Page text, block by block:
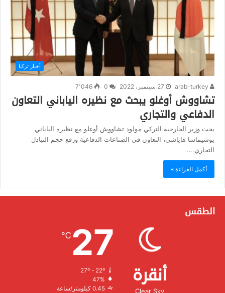
أخبار تركيا
27 سبتمبر، 2022 7٬046
تشاووش أوغلو يبحث مع نظيره الياباني التعاون
الدفاعي والتجاري
بحث وزير الخارجية التركي مولود تشاووش أوغلو مع نظيره الياباني
يوشيماسا هاياشي، التعاون في الصناعات الدفاعية ورفع حجم التبادل
التجاري.…
أكمل القراءة »
الطقس
أنقرة
Clear Sky
27
℃
27º - 22º
الرطوبة:
الرياح:0.45 كيلومتر/ساعة